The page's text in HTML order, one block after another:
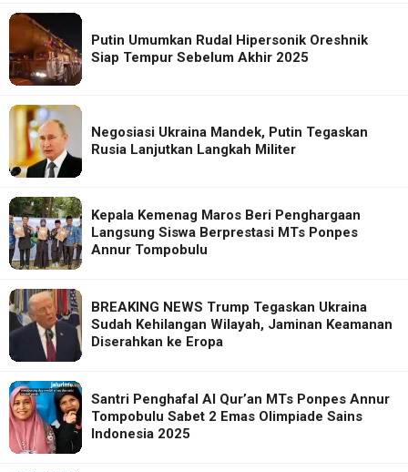
Putin Umumkan Rudal Hipersonik Oreshnik
Siap Tempur Sebelum Akhir 2025
Negosiasi Ukraina Mandek, Putin Tegaskan
Rusia Lanjutkan Langkah Militer
Kepala Kemenag Maros Beri Penghargaan
Langsung Siswa Berprestasi MTs Ponpes
Annur Tompobulu
BREAKING NEWS Trump Tegaskan Ukraina
Sudah Kehilangan Wilayah, Jaminan Keamanan
Diserahkan ke Eropa
Santri Penghafal Al Qur’an MTs Ponpes Annur
Tompobulu Sabet 2 Emas Olimpiade Sains
Indonesia 2025